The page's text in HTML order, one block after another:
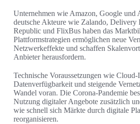
Unternehmen wie Amazon, Google und
deutsche Akteure wie Zalando, Delivery
Republic und FlixBus haben das
Plattformstrategien ermöglichen neue
Netzwerkeffekte und schaffen
Anbieter herausfordern.
Technische Voraussetzungen wie Cloud-
Datenverfügbarkeit und steigende
Wandel voran. Die Corona-Pandemie
Nutzung digitaler Angebote zusätzlich
wie schnell sich Märkte durch digitale
reorganisieren.